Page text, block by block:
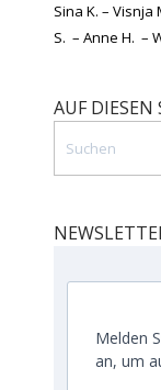
Sina K. – Visnja
S. – Anne H. –
AUF DIESEN
Melden
an, um